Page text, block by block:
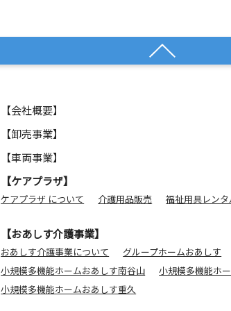
【会社概要】
【卸売事業】
【車両事業】
【ケアプラザ】
ケアプラザ について 介護用品販売 福祉用具レンタ
【おあしす介護事業】
おあしす介護事業について グループホームおあしす
小規模多機能ホームおあしす南谷山
小規模多機能ホ
小規模多機能ホームおあしす重久